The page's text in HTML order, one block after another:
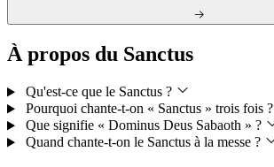
À propos du Sanctus
Qu'est-ce que le Sanctus ?
Pourquoi chante-t-on « Sanctus » trois fois ?
Que signifie « Dominus Deus Sabaoth » ?
Quand chante-t-on le Sanctus à la messe ?